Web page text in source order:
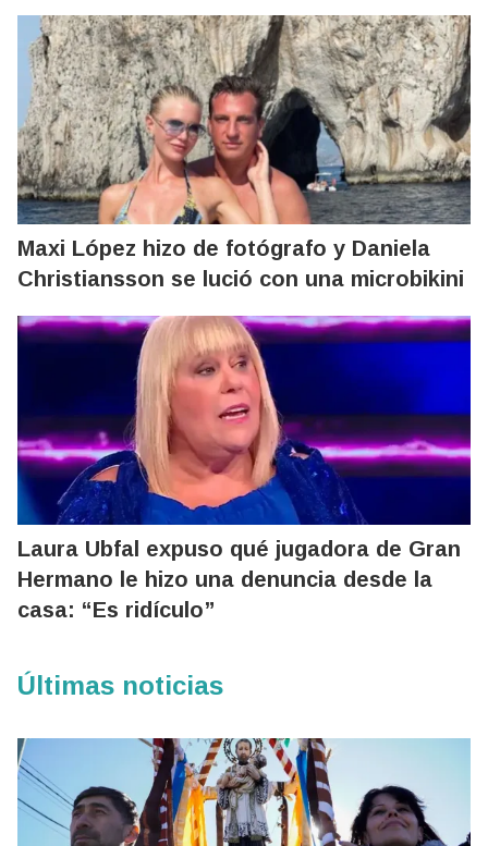
Maxi López hizo de fotógrafo y Daniela
Christiansson se lució con una microbikini
Laura Ubfal expuso qué jugadora de Gran
Hermano le hizo una denuncia desde la
casa: “Es ridículo”
Últimas noticias